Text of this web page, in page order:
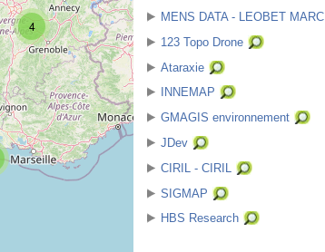
4
MENS DATA - LEOBET MARC
123 Topo Drone
Ataraxie
INNEMAP
GMAGIS environnement
JDev
CIRIL - CIRIL
SIGMAP
HBS Research